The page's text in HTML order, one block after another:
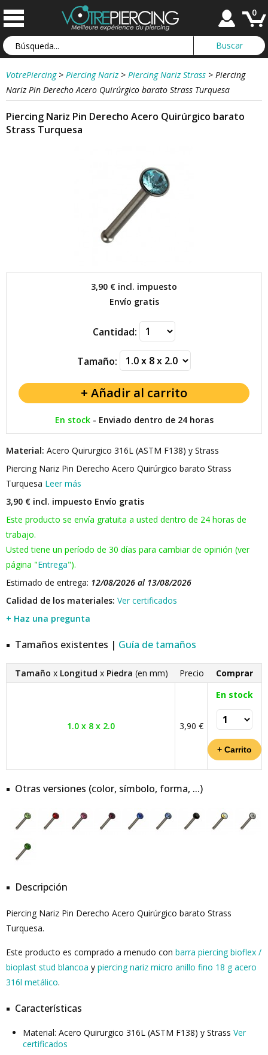
0
VotrePiercing > Piercing Nariz > Piercing Nariz Strass > Piercing
Nariz Pin Derecho Acero Quirúrgico barato Strass Turquesa
Piercing Nariz Pin Derecho Acero Quirúrgico barato
Strass Turquesa
3,90 € incl. impuesto
Envío gratis
Cantidad:
Tamaño:
En stock- Enviado dentro de 24 horas
Material: Acero Quirurgico 316L (ASTM F138) y Strass
Piercing Nariz Pin Derecho Acero Quirúrgico barato Strass
Turquesa Leer más
3,90 € incl. impuesto Envío gratis
Este producto se envía gratuita a usted dentro de 24 horas de
trabajo.
Usted tiene un período de 30 días para cambiar de opinión (ver
página "Entrega").
Estimado de entrega: 12/08/2026 al 13/08/2026
Calidad de los materiales: Ver certificados
+ Haz una pregunta
Tamaños existentes | Guía de tamaños
Tamaño x Longitud x Piedra (en mm) Precio Comprar
1.0 x 8 x 2.0 3,90 €
En stock
Otras versiones (color, símbolo, forma, ...)
Descripción
Piercing Nariz Pin Derecho Acero Quirúrgico barato Strass
Turquesa.
Este producto es comprado a menudo con barra piercing bioflex /
bioplast stud blancoa y piercing nariz micro anillo fino 18 g acero
316l metálico.
Características
Material: Acero Quirurgico 316L (ASTM F138) y Strass Ver
certificados